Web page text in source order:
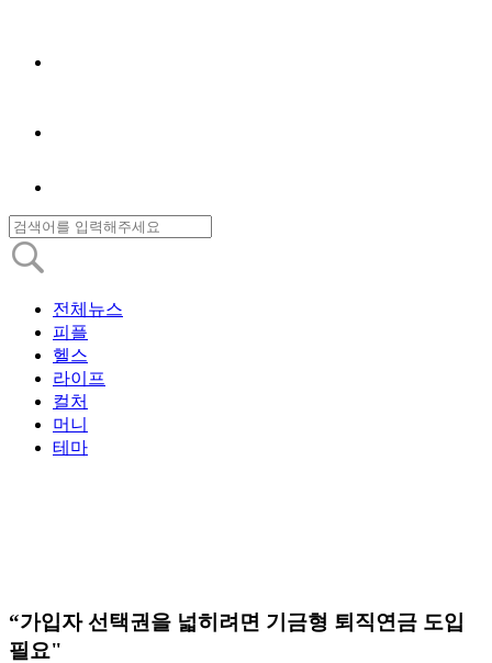
전체뉴스
피플
헬스
라이프
컬처
머니
테마
“가입자 선택권을 넓히려면 기금형 퇴직연금 도입
필요"